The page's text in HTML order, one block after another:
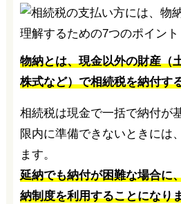
物納とは、現金以外の財産（
株式など）で相続税を納付す
相続税は現金で一括で納付が
限内に準備できないときには
ます。
延納でも納付が困難な場合に
納制度を利用することになり